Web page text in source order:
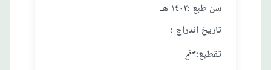
١٤٠٢ هـ : سن طبع
: تاريخ اندراج
صغير :تقطيع